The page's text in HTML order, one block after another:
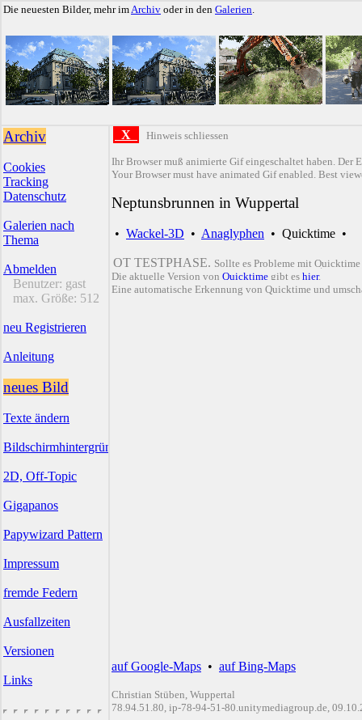
Die neuesten Bilder, mehr imArchiv oder in den Galerien.
Archiv
Cookies
Tracking
Datenschutz
Galerien nach
Thema
Abmelden
Benutzer: gast
max. Größe: 512
neu Registrieren
Anleitung
neues Bild
Texte ändern
Bildschirmhintergründe
2D, Off-Topic
Gigapanos
Papywizard Pattern
Impressum
fremde Federn
Ausfallzeiten
Versionen
Links
X Hinweis schliessen
Ihr Browser muß animierte Gif eingeschaltet haben. Der
Your Browser must have animated Gif enabled. Best
Neptunsbrunnen in Wuppertal
• Wackel-3D • Anaglyphen • Quicktime •
QT TESTPHASE. Sollte es Probleme mit
Die aktuelle Version von Quicktime gibt es hier.
Eine automatische Erkennung von Quicktime und
auf Google-Maps • auf Bing-Maps
Christian Stüben, Wuppertal
78.94.51.80, ip-78-94-51-80.unitymediagroup.de,